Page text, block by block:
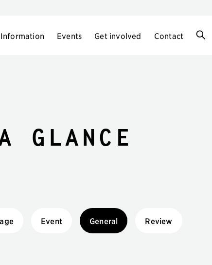
Information Events Get involved Contact
glance
Event General Review